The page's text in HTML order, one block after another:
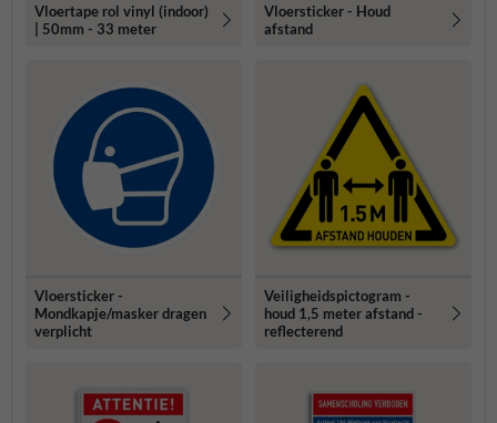
Vloertape rol vinyl (indoor)
| 50mm - 33 meter
Vloersticker - Houd
afstand
Vloersticker -
Mondkapje/masker dragen
verplicht
Veiligheidspictogram -
houd 1,5 meter afstand -
reflecterend